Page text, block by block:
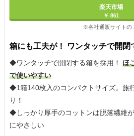
楽天市場
￥ 861
※各社通販サイトの
箱にも工夫が！ ワンタッチで開閉
◆ワンタッチで開閉する箱を採用！ ほ
で使いやすい
◆1箱140枚入のコンパクトサイズ。旅
り！
◆しっかり厚手のコットンは脱落繊維
にやさしい